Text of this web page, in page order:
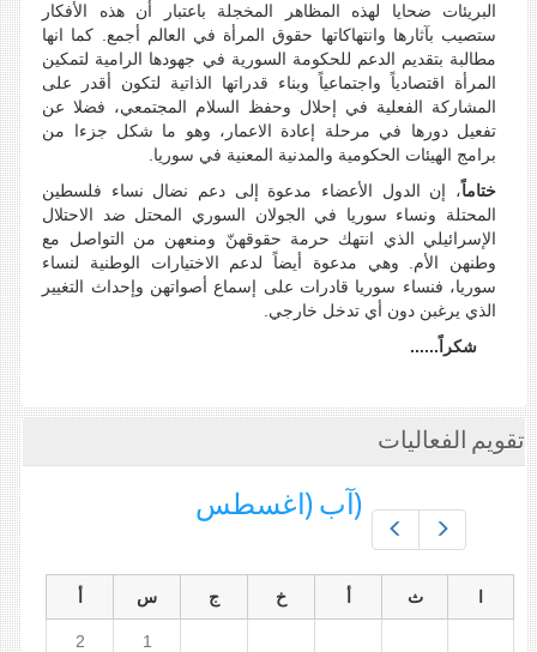
البريئات ضحايا لهذه المظاهر المخجلة باعتبار أن هذه الأفكار
ستصيب بآثارها وانتهاكاتها حقوق المرأة في العالم أجمع. كما انها
مطالبة بتقديم الدعم للحكومة السورية في جهودها الرامية لتمكين
المرأة اقتصادياً واجتماعياً وبناء قدراتها الذاتية لتكون أقدر على
المشاركة الفعلية في إحلال وحفظ السلام المجتمعي، فضلا عن
تفعيل دورها في مرحلة إعادة الاعمار، وهو ما شكل جزءا من
برامج الهيئات الحكومية والمدنية المعنية في سوريا.
ختاماً، إن الدول الأعضاء مدعوة إلى دعم نضال نساء فلسطين
المحتلة ونساء سوريا في الجولان السوري المحتل ضد الاحتلال
الإسرائيلي الذي انتهك حرمة حقوقهنّ ومنعهن من التواصل مع
وطنهن الأم. وهي مدعوة أيضاً لدعم الاختيارات الوطنية لنساء
سوريا، فنساء سوريا قادرات على إسماع أصواتهن وإحداث التغيير
الذي يرغبن دون أي تدخل خارجي.
شكراً......
تقويم الفعاليات
(آب (اغسطس
ث خ ج س
1
2